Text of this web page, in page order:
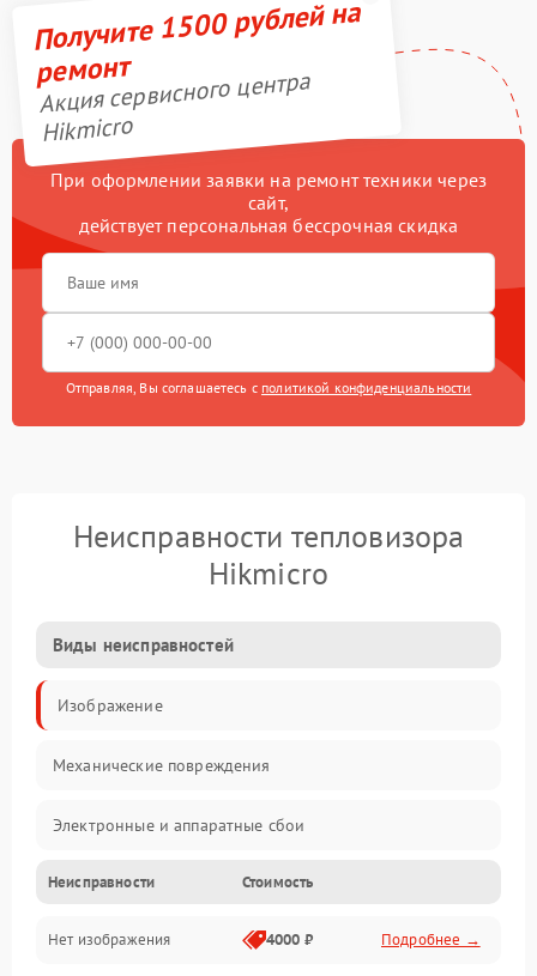
Получите 1500 рублей на
ремонт
Акция сервисного центра
Hikmicro
При оформлении заявки на ремонт техники через
сайт,
действует персональная бессрочная скидка
Отправляя, Вы соглашаетесь с политикой конфиденциальности
Неисправности тепловизора
Hikmicro
Виды неисправностей
Изображение
Механические повреждения
Электронные и аппаратные сбои
Неисправности сенсора и оптики
Программные ошибки
Неисправности Стоимость
Нет изображения 4000 ₽ Подробнее →